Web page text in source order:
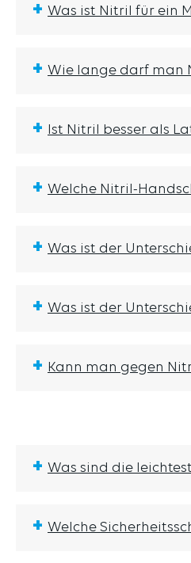
+ Was ist Nitril für ein
+ Wie lange darf man
+ Ist Nitril besser als
+ Welche Nitril-
+ Was ist der
+ Was ist der
+ Kann man gegen
+ Was sind die
+ Welche